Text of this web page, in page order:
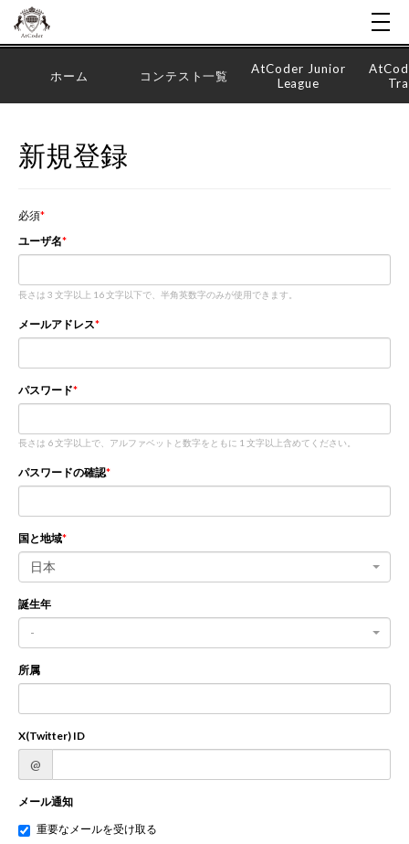
ホーム コンテスト一覧
AtCoder Junior
League
新規登録
必須
ユーザ名
長さは 3 文字以上 16 文字以下で、半角英数字のみが使用できます。
メールアドレス
パスワード
長さは 6 文字以上で、アルファベットと数字をともに 1 文字以上含めてください。
パスワードの確認
国と地域
日本
誕生年
-
所属
X(Twitter) ID
@
メール通知
重要なメールを受け取る